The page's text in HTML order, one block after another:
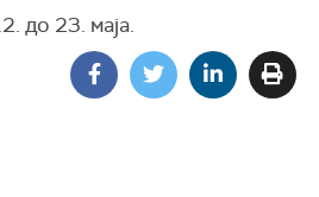
до 23. маја.